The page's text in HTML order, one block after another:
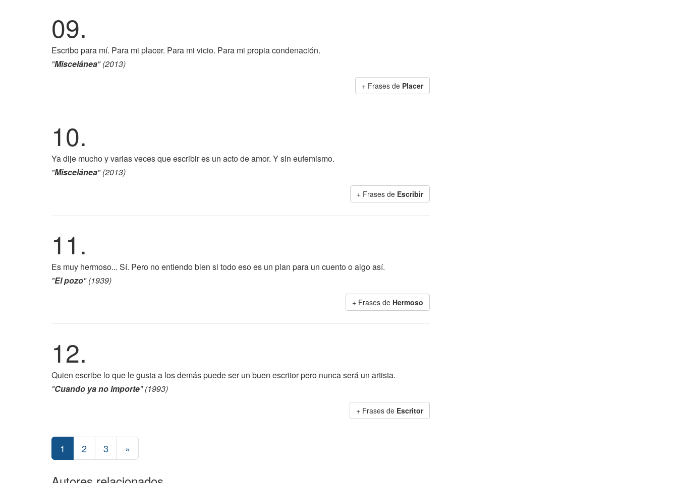
09.
Escribo para mí. Para mi placer. Para mi vicio. Para mi propia condenación.
"Miscelánea" (2013)
+ Frases de Placer
10.
Ya dije mucho y varias veces que escribir es un acto de amor. Y sin eufemismo.
"Miscelánea" (2013)
+ Frases de Escribir
11.
Es muy hermoso... Sí. Pero no entiendo bien si todo eso es un plan para un cuento o algo así.
"El pozo" (1939)
+ Frases de Hermoso
12.
Quien escribe lo que le gusta a los demás puede ser un buen escritor pero nunca será un artista.
"Cuando ya no importe" (1993)
+ Frases de Escritor
1 2 3 »